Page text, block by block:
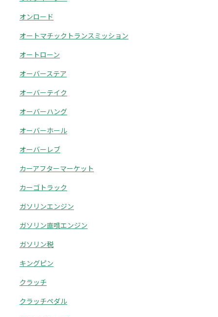
オンロード
オートマチックトランスミッション
オートローン
オーバーステア
オーバーテイク
オーバーハング
オーバーホール
オーバーレブ
カーアフターマーケット
カーゴトラック
ガソリンエンジン
ガソリン直噴エンジン
ガソリン税
キングピン
クラッチ
クラッチペダル